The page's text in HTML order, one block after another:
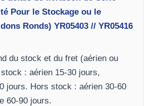
Pour le Stockage ou le
Ronds) YR05403 // YR05416
du stock et du fret (aérien ou
: aérien 15-30 jours,
jours. Hors stock : aérien 30-60
60-90 jours.